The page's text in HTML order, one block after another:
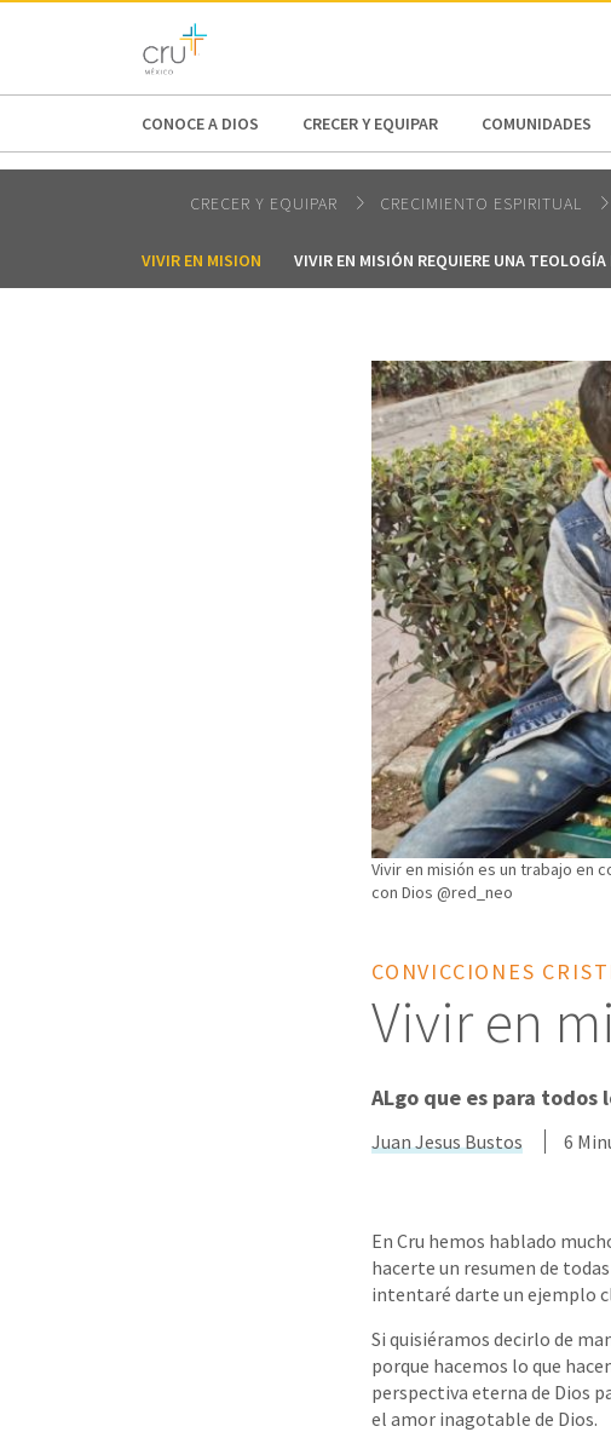
AFRICA
CONOCE A DIOS CRECER Y EQUIPAR COMUNIDADES
CRECER Y EQUIPAR CRECIMIENTO ESPIRITUAL
VIVIR EN MISION VIVIR EN MISIÓN REQUIERE UNA TEOLOGÍA
Vivir en misión es un trabajo en
con Dios @red_neo
CONVICCIONES
Vivir en
ALgo que es para todos
Juan Jesus Bustos 6
En Cru hemos hablado
hacerte un resumen de
intentaré darte un ejemplo
Si quisiéramos decirlo de
porque hacemos lo que
perspectiva eterna de Dios
el amor inagotable de Dios.